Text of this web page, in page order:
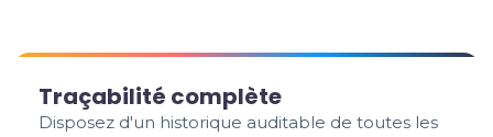
Traçabilité complète
Disposez d'un historique auditable de toutes les